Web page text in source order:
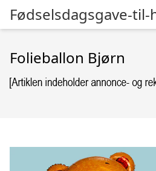
Fødselsdagsgave-til-
Folieballon Bjørn